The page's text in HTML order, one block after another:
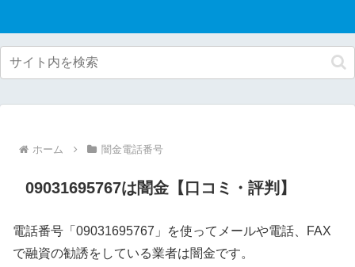
ホーム 闇金電話番号
09031695767は闇金【口コミ・評判】
電話番号「09031695767」を使ってメールや電話、FAX
で融資の勧誘をしている業者は闇金です。